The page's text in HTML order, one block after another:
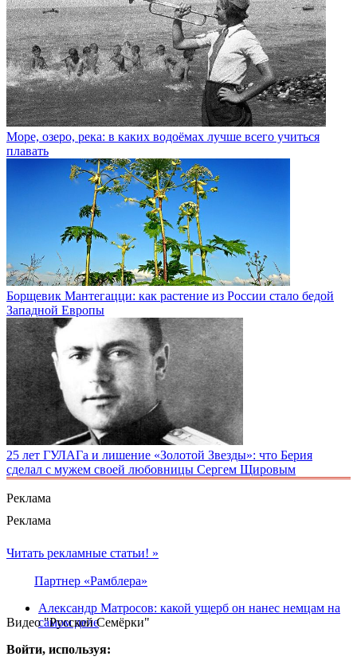
Море, озеро, река: в каких водоёмах лучше всего учиться
плавать
Борщевик Мантегацци: как растение из России стало бедой
Западной Европы
25 лет ГУЛАГа и лишение «Золотой Звезды»: что Берия
сделал с мужем своей любовницы Сергем Щировым
Реклама
Реклама
Видео "Русской Семёрки"
Читать рекламные статьи! »
Партнер «Рамблера»
Александр Матросов: какой ущерб он нанес немцам на
самом деле
Войти, используя: